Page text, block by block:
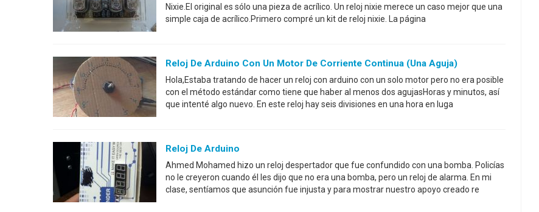
Nixie.El original es sólo una pieza de acrílico. Un reloj nixie merece un caso mejor que una
simple caja de acrílico.Primero compré un kit de reloj nixie. La página
Reloj De Arduino Con Un Motor De Corriente Continua (una Aguja)
Hola,Estaba tratando de hacer un reloj con arduino con un solo motor pero no era posible
con el método estándar como tiene que haber al menos dos agujasHoras y minutos, así
que intenté algo nuevo. En este reloj hay seis divisiones en una hora en luga
Reloj De Arduino
Ahmed Mohamed hizo un reloj despertador que fue confundido con una bomba. Policías
no le creyeron cuando él les dijo que no era una bomba, pero un reloj de alarma. En mi
clase, sentíamos que asunción fue injusta y para mostrar nuestro apoyo creado re